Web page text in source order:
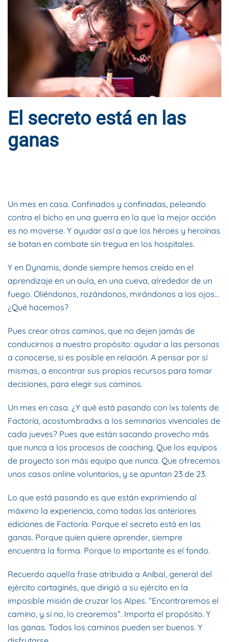
El secreto está en las
ganas
Un mes en casa. Confinados y confinadas, peleando
contra el bicho en una guerra en la que la mejor acción
es no moverse. Y ayudar así a que los héroes y heroínas
se batan en combate sin tregua en los hospitales.
Y en Dynamis, donde siempre hemos creído en el
aprendizaje en un aula, en una cueva, alrededor de un
fuego. Oliéndonos, rozándonos, mirándonos a los ojos…
¿Qué hacemos?
Pues crear otros caminos, que no dejen jamás de
conducirnos a nuestro propósito: ayudar a las personas
a conocerse, si es posible en relación. A pensar por sí
mismas, a encontrar sus propios recursos para tomar
decisiones, para elegir sus caminos.
Un mes en casa. ¿Y qué está pasando con lxs talents de
Factoría, acostumbradxs a los seminarios vivenciales de
cada jueves? Pues que están sacando provecho más
que nunca a los procesos de coaching. Que los equipos
de proyecto son más equipo que nunca. Que ofrecemos
unos casos online voluntarios, y se apuntan 23 de 23.
Lo que está pasando es que están exprimiendo al
máximo la experiencia, como todas las anteriores
ediciones de Factoría. Porque el secreto está en las
ganas. Porque quien quiere aprender, siempre
encuentra la forma. Porque lo importante es el fondo.
Recuerdo aquella frase atribuida a Aníbal, general del
ejército cartaginés, que dirigió a su ejército en la
imposible misión de cruzar los Alpes. “Encontraremos el
camino, y si no, lo crearemos”. Importa el propósito. Y
las ganas. Todos los caminos pueden ser buenos. Y